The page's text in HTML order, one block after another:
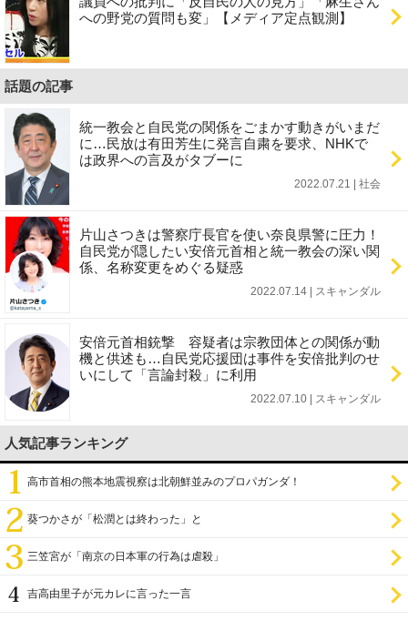
への野党の質問も変」【メディア定点観測】
話題の記事
統一教会と自民党の関係をごまかす動きがいまだ
に…民放は有田芳生に発言自粛を要求、NHKで
は政界への言及がタブーに
2022.07.21 | 社会
片山さつきは警察庁長官を使い奈良県警に圧力！
自民党が隠したい安倍元首相と統一教会の深い関
係、名称変更をめぐる疑惑
2022.07.14 | スキャンダル
安倍元首相銃撃 容疑者は宗教団体との関係が動
機と供述も…自民党応援団は事件を安倍批判のせ
いにして「言論封殺」に利用
2022.07.10 | スキャンダル
人気記事ランキング
高市首相の熊本地震視察は北朝鮮並みのプロパガンダ！
葵つかさが「松潤とは終わった」と
三笠宮が「南京の日本軍の行為は虐殺」
吉高由里子が元カレに言った一言